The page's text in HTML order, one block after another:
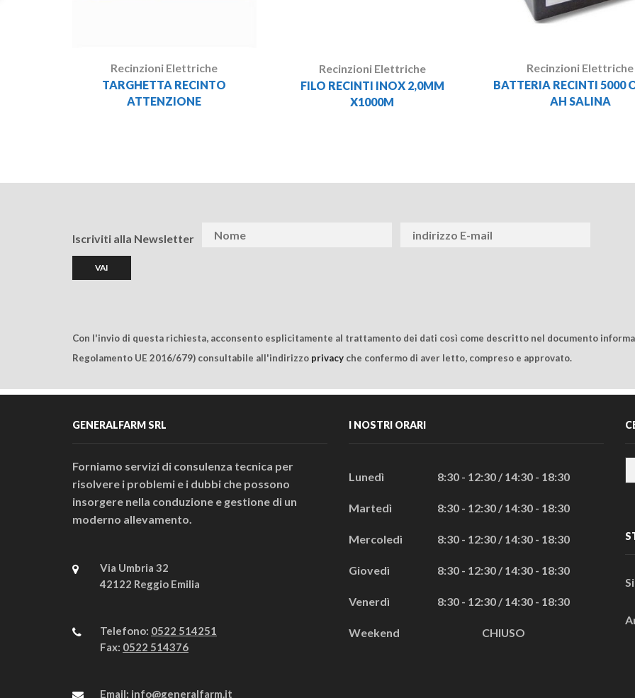
Recinzioni Elettriche
TARGHETTA RECINTO
ATTENZIONE
Recinzioni Elettriche
FILO RECINTI INOX 2,0MM
X1000M
Recinzioni Elettriche
BATTERIA RECINTI 5000
AH SALINA
Iscriviti alla Newsletter
Con l'invio di questa richiesta, acconsento esplicitamente al trattamento dei dati così come descritto nel documento
Regolamento UE 2016/679) consultabile all'indirizzo privacy che confermo di aver letto, compreso e approvato.
GENERALFARM SRL
Forniamo servizi di consulenza tecnica per
risolvere i problemi e i dubbi che possono
insorgere nella conduzione e gestione di un
moderno allevamento.
Via Umbria 32
42122 Reggio Emilia
Telefono: 0522 514251
Fax: 0522 514376
Email: info@generalfarm.it
I NOSTRI ORARI
Lunedì 8:30 - 12:30 / 14:30 - 18:30
Martedì 8:30 - 12:30 / 14:30 - 18:30
Mercoledì 8:30 - 12:30 / 14:30 - 18:30
Giovedì 8:30 - 12:30 / 14:30 - 18:30
Venerdì 8:30 - 12:30 / 14:30 - 18:30
Weekend CHIUSO